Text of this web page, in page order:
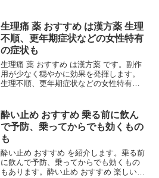
の悩みは尽きない 発毛薬 おすすめ薄毛や
脱毛を改善す...
生理痛 薬 おすすめ は漢方薬 生理
不順、更年期症状などの女性特有
の症状も
生理痛 薬 おすすめ は漢方薬 です。副作
用が少なく穏やかに効果を発揮します。
生理不順、更年期症状などの女性特有の
善する月経前のイライラや冷え、更年期
の不調など女...
酔い止め おすすめ 乗る前に飲ん
で予防、乗ってからでも効くもの
も
酔い止め おすすめ を紹介します。乗る前
に飲んで予防、乗ってからでも効くもの
もあります。酔い止め おすすめ 楽しいお